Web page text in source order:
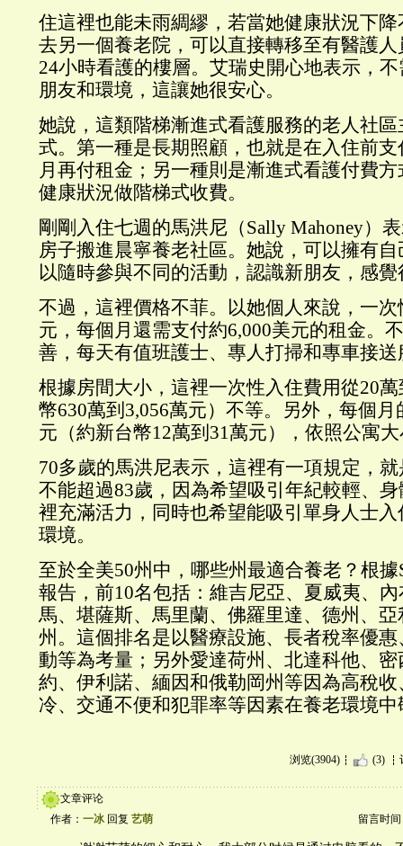
住這裡也能未雨綢繆，若當她健康狀況下
去另一個養老院，可以直接轉移至有醫護
24小時看護的樓層。艾瑞史開心地表示，
朋友和環境，這讓她很安心。
她說，這類階梯漸進式看護服務的老人社
式。第一種是長期照顧，也就是在入住前
月再付租金；另一種則是漸進式看護付費
健康狀況做階梯式收費。
剛剛入住七週的馬洪尼（Sally Mahoney）
房子搬進晨寧養老社區。她說，可以擁有
以隨時參與不同的活動，認識新朋友，感覺
不過，這裡價格不菲。以她個人來說，一
元，每個月還需支付約6,000美元的租金。
善，每天有值班護士、專人打掃和專車接送
根據房間大小，這裡一次性入住費用從20
幣630萬到3,056萬元）不等。另外，每個月
元（約新台幣12萬到31萬元），依照公寓
70多歲的馬洪尼表示，這裡有一項規定，
不能超過83歲，因為希望吸引年紀較輕、
裡充滿活力，同時也希望能吸引單身人士
環境。
至於全美50州中，哪些州最適合養老？根據
報告，前10名包括：維吉尼亞、夏威夷、
馬、堪薩斯、馬里蘭、佛羅里達、德州、
州。這個排名是以醫療設施、長者稅率優
動等為考量；另外愛達荷州、北達科他、
約、伊利諾、緬因和俄勒岡州等因為高稅
冷、交通不便和犯罪率等因素在養老環境
浏览(3904) (3)
文章评论
作者： 一冰 回复 艺萌 留言时间